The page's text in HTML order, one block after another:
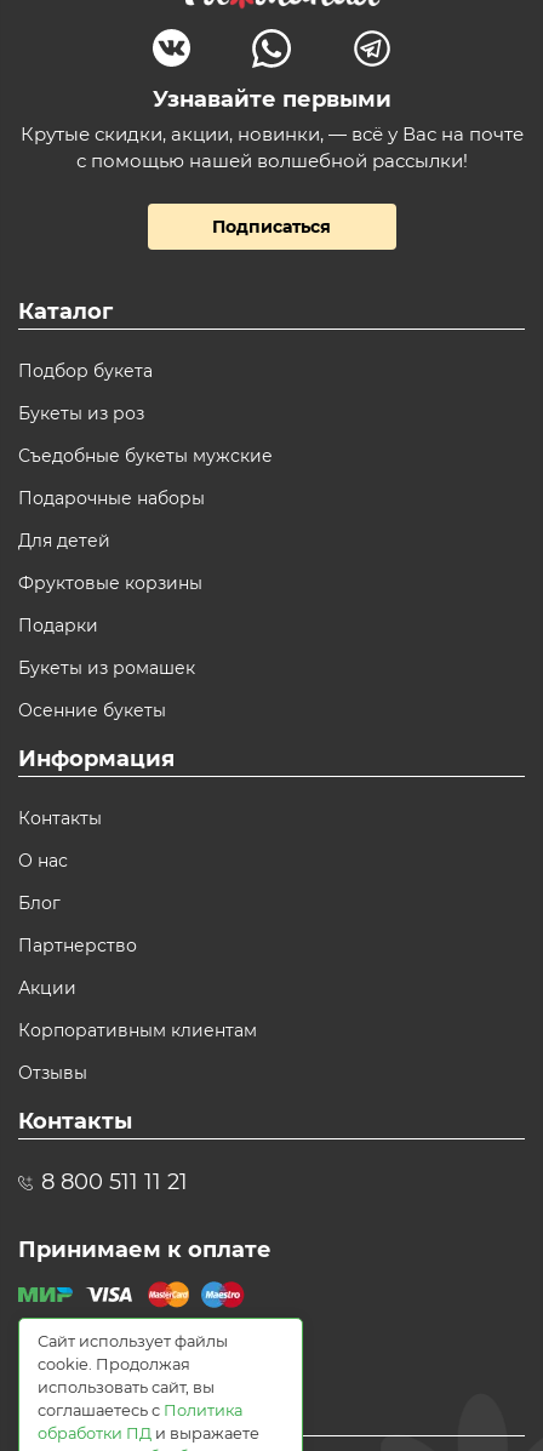
Узнавайте первыми
Крутые скидки, акции, новинки, — всё у Вас на почте
с помощью нашей волшебной рассылки!
Подписаться
Каталог
Подбор букета
Букеты из роз
Съедобные букеты мужские
Подарочные наборы
Для детей
Фруктовые корзины
Подарки
Букеты из ромашек
Осенние букеты
Информация
Контакты
О нас
Блог
Партнерство
Акции
Корпоративным клиентам
Отзывы
Контакты
8 800 511 11 21
Принимаем к оплате
Сайт использует файлы
cookie. Продолжая
использовать сайт, вы
соглашаетесь с Политика
обработки ПД и выражаете